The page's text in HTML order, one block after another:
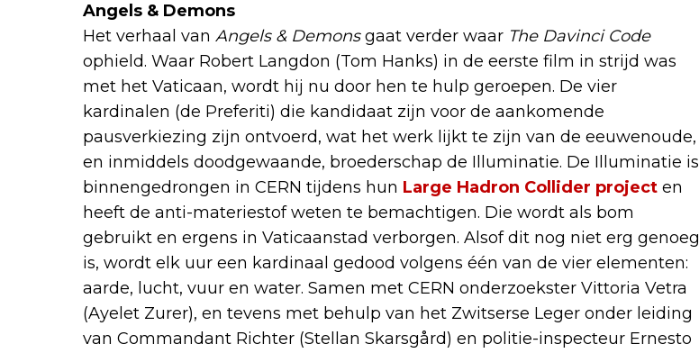
Angels & Demons
Het verhaal van Angels & Demonsgaat verder waar The Davinci Code
ophield. Waar Robert Langdon (Tom Hanks) in de eerste film in strijd was
met het Vaticaan, wordt hij nu door hen te hulp geroepen. De vier
kardinalen (de Preferiti) die kandidaat zijn voor de aankomende
pausverkiezing zijn ontvoerd, wat het werk lijkt te zijn van de eeuwenoude,
en inmiddels doodgewaande, broederschap de Illuminatie. De Illuminatie is
binnengedrongen in CERN tijdens hun Large Hadron Collider project en
heeft de anti-materiestof weten te bemachtigen. Die wordt als bom
gebruikt en ergens in Vaticaanstad verborgen. Alsof dit nog niet erg genoeg
is, wordt elk uur een kardinaal gedood volgens één van de vier elementen:
aarde, lucht, vuur en water. Samen met CERN onderzoekster Vittoria Vetra
(Ayelet Zurer), en tevens met behulp van het Zwitserse Leger onder leiding
van Commandant Richter (Stellan Skarsgård) en politie-inspecteur Ernesto